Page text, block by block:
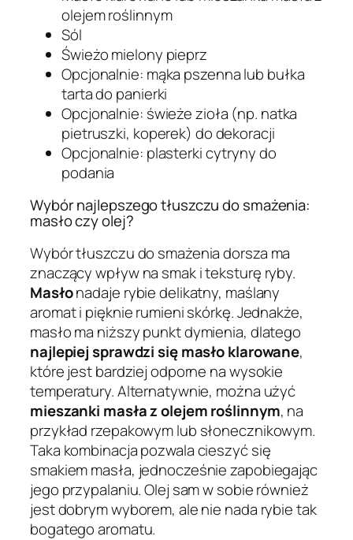
olejem roślinnym
Sól
Świeżo mielony pieprz
Opcjonalnie: mąka pszenna lub bułka
tarta do panierki
Opcjonalnie: świeże zioła (np. natka
pietruszki, koperek) do dekoracji
Opcjonalnie: plasterki cytryny do
podania
Wybór najlepszego tłuszczu do smażenia:
masło czy olej?
Wybór tłuszczu do smażenia dorsza ma
znaczący wpływ na smak i teksturę ryby.
Masłonadaje rybie delikatny, maślany
aromat i pięknie rumieni skórkę. Jednakże,
masło ma niższy punkt dymienia, dlatego
najlepiej sprawdzi się masło klarowane,
które jest bardziej odporne na wysokie
temperatury. Alternatywnie, można użyć
mieszanki masła z olejem roślinnym, na
przykład rzepakowym lub słonecznikowym.
Taka kombinacja pozwala cieszyć się
smakiem masła, jednocześnie zapobiegając
jego przypalaniu. Olej sam w sobie również
jest dobrym wyborem, ale nie nada rybie tak
bogatego aromatu.